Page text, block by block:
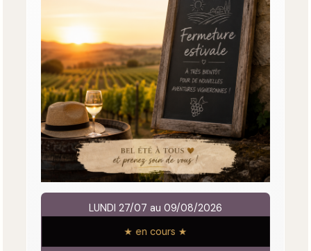
LUNDI 27/07 au 09/08/2026
★ en cours ★